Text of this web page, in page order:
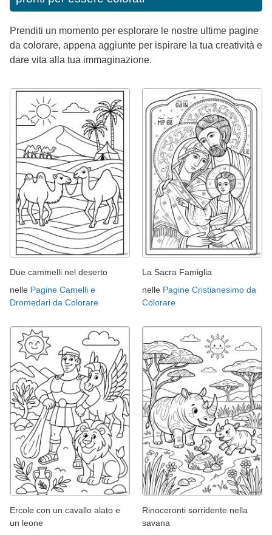
Prenditi un momento per esplorare le nostre ultime pagine
da colorare, appena aggiunte per ispirare la tua creatività e
dare vita alla tua immaginazione.
Due cammelli nel deserto
nelle Pagine Camelli e
Dromedari da Colorare
La Sacra Famiglia
nelle Pagine Cristianesimo da
Colorare
Ercole con un cavallo alato e
un leone
Rinoceronti sorridente nella
savana